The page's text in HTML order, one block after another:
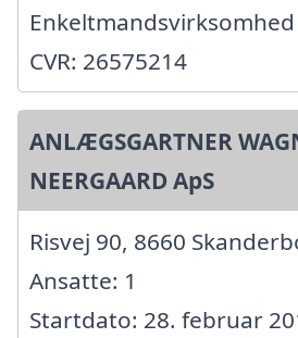
Enkeltmandsvirksomhed
CVR: 26575214
ANLÆGSGARTNER
NEERGAARD ApS
Risvej 90, 8660
Ansatte: 1
Startdato: 28. februar